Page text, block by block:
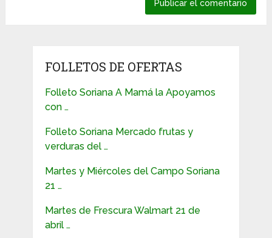
FOLLETOS DE OFERTAS
Folleto Soriana A Mamá la Apoyamos
con …
Folleto Soriana Mercado frutas y
verduras del …
Martes y Miércoles del Campo Soriana
21 …
Martes de Frescura Walmart 21 de
abril …